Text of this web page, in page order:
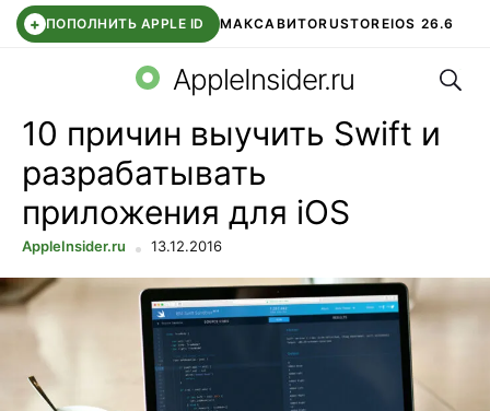
+ ПОПОЛНИТЬ APPLE ID МАКСАВИТОRUSTOREIOS 26.6
СБЕР КИДС ВТБ ОНЛАЙН ЧАТ В ROBLOX
AppleInsider.ru
10 причин выучить Swift и
разрабатывать
приложения для iOS
AppleInsider.ru 13.12.2016